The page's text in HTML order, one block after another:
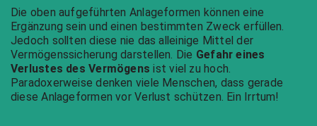
Die oben aufgeführten Anlageformen können eine
Ergänzung sein und einen bestimmten Zweck erfüllen.
Jedoch sollten diese nie das alleinige Mittel der
Vermögenssicherung darstellen. Die Gefahr eines
Verlustes des Vermögens ist viel zu hoch.
Paradoxerweise denken viele Menschen, dass gerade
diese Anlageformen vor Verlust schützen. Ein Irrtum!